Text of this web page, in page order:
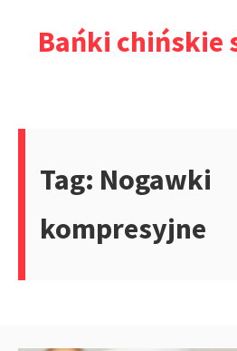
Bańki chińskie
Tag: Nogawki
kompresyjne